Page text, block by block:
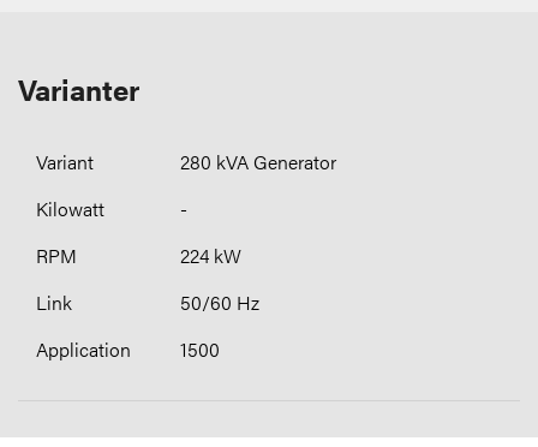
Varianter
280 kVA Generator
-
224 kW
50/60 Hz
1500